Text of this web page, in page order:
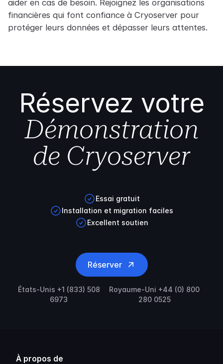
aider en cas de besoin. Rejoignez les organisations
financières qui font confiance à Cryoserver pour
protéger leurs données et dépasser leurs attentes.
Réservez votre
Démonstration
de Cryoserver
Essai gratuit
Installation et migration faciles
Excellent soutien
Réserver
États-Unis +1 (833) 508
6973
Royaume-Uni +44 (0) 800
280 0525
À propos de